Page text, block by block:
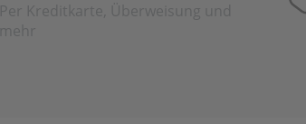
Per Kreditkarte, Überweisung und
mehr